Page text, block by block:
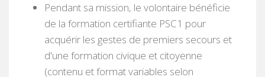
Pendant sa mission, le volontaire bénéficie
de la formation certifiante PSC1 pour
acquérir les gestes de premiers secours et
d'une formation civique et citoyenne
(contenu et format variables selon